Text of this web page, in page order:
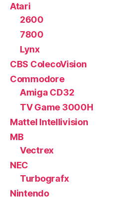
Atari
2600
7800
Lynx
CBS ColecoVision
Commodore
Amiga CD32
TV Game 3000H
Mattel Intellivision
MB
Vectrex
NEC
Turbografx
Nintendo